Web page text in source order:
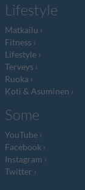
Lifestyle
Matkailu
Fitness
Lifestyle
Terveys
Ruoka
Koti & Asuminen
Some
YouTube
Facebook
Instagram
Twitter